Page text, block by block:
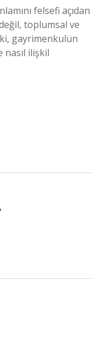
felsefi açıdan
toplumsal ve
gayrimenkulün
ilişkil